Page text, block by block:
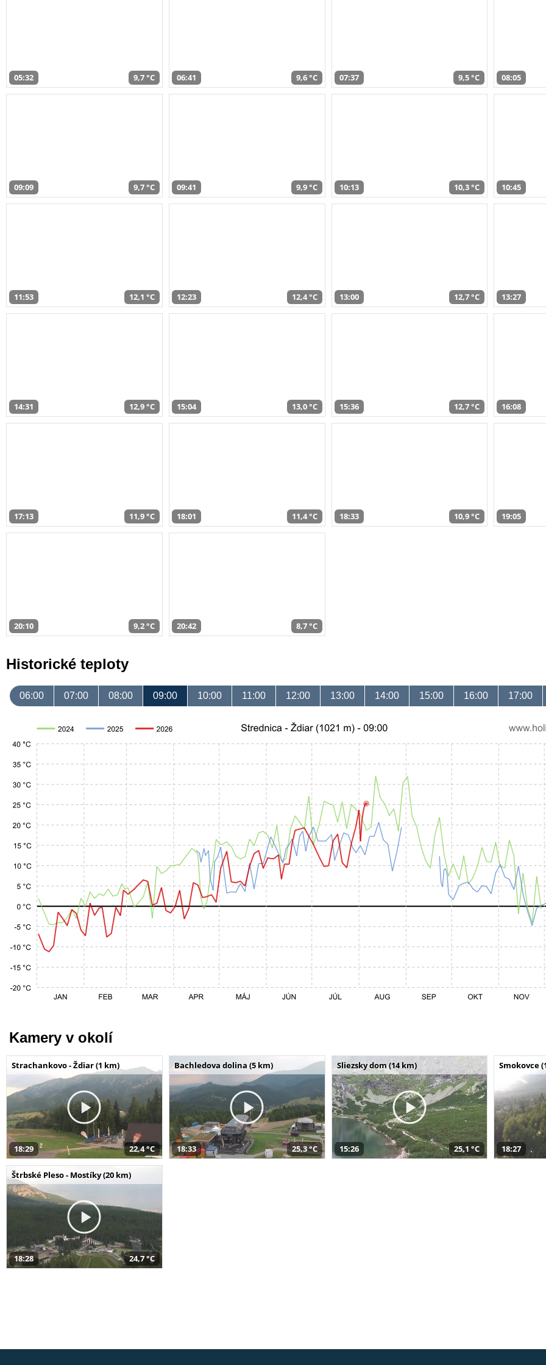
05:32 9,7 °C 06:41 9,6 °C 07:37 9,5 °C 08:05
09:09 9,7 °C 09:41 9,9 °C 10:13 10,3 °C 10:45
11:53 12,1 °C 12:23 12,4 °C 13:00 12,7 °C 13:27
14:31 12,9 °C 15:04 13,0 °C 15:36 12,7 °C 16:08
17:13 11,9 °C 18:01 11,4 °C 18:33 10,9 °C 19:05
20:10 9,2 °C 20:42 8,7 °C
Historické teploty
06:00 07:00 08:00 09:00 10:00 11:00 12:00 13:00 14:00 15:00 16:00 17:00
Kamery v okolí
Strachankovo - Ždiar (1 km)
18:29 22,4 °C
Bachledova dolina (5 km)
18:33 25,3 °C
Sliezsky dom (14 km)
15:26 25,1 °C
Smokovce
18:27
Štrbské Pleso - Mostíky (20 km)
18:28 24,7 °C